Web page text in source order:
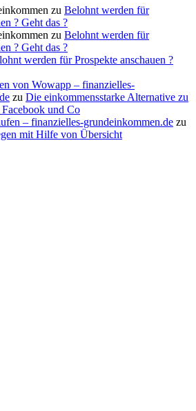
zu Belohnt werden für
? Geht das ?
zu Belohnt werden für
? Geht das ?
werden für Prospekte anschauen ?
von Wowapp – finanzielles-
zu Die einkommensstarke Alternative zu
und Co
– finanzielles-grundeinkommen.de zu
mit Hilfe von Übersicht